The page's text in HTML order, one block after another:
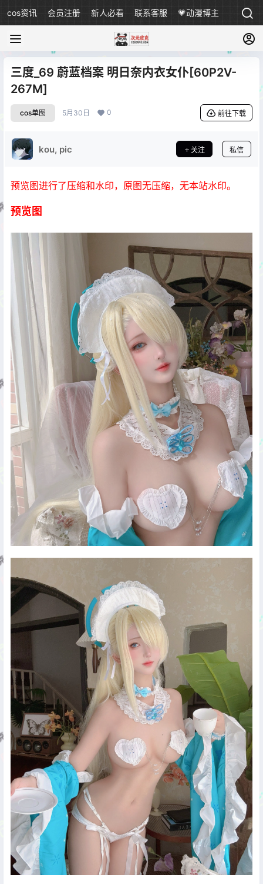
cos资讯 会员注册 新人必看 联系客服 💗动漫博主
三度_69 蔚蓝档案 明日奈内衣女仆[60P2V-
267M]
cos单图 5月30日 0 前往下载
kou, pic 关注 私信
预览图进行了压缩和水印，原图无压缩，无本站水印。
预览图